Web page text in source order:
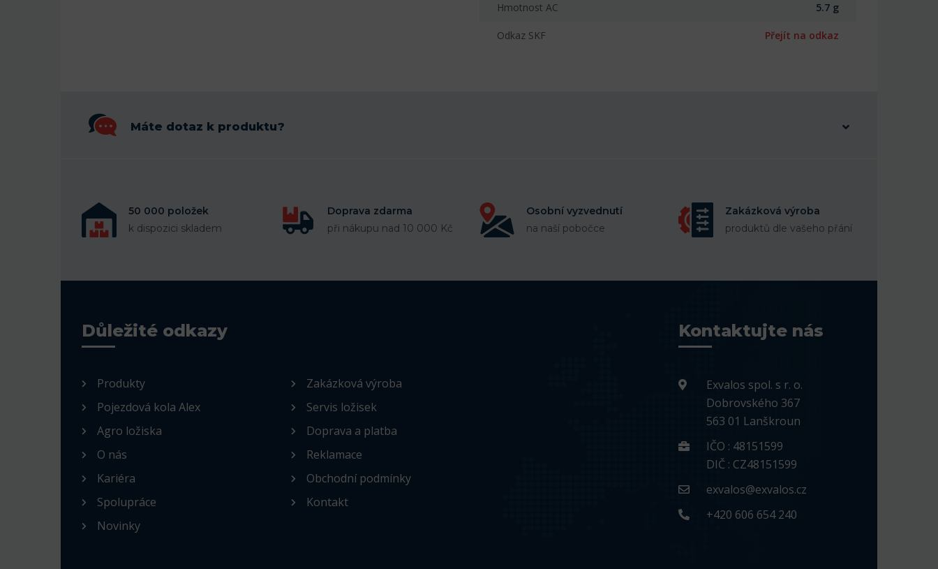
Hmotnost AC 5.7 g
Odkaz SKF Přejít na odkaz
Máte dotaz k produktu?
50 000 položek
k dispozici skladem
Doprava zdarma
při nákupu nad 10 000 Kč
Osobní vyzvednutí
na naší pobočce
Zakázková výroba
produktů dle vašeho přání
Důležité odkazy
Produkty
Pojezdová kola Alex
Agro ložiska
O nás
Kariéra
Spolupráce
Novinky
Zakázková výroba
Servis ložisek
Doprava a platba
Reklamace
Obchodní podmínky
Kontakt
Kontaktujte nás
Exvalos spol. s r. o.
Dobrovského 367
563 01 Lanškroun
IČO : 48151599
DIČ : CZ48151599
exvalos@exvalos.cz
+420 606 654 240